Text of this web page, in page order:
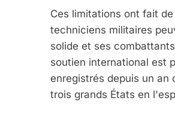
Ces limitations ont fait
techniciens militaires
solide et ses
soutien international est
enregistrés depuis un an
trois grands États en